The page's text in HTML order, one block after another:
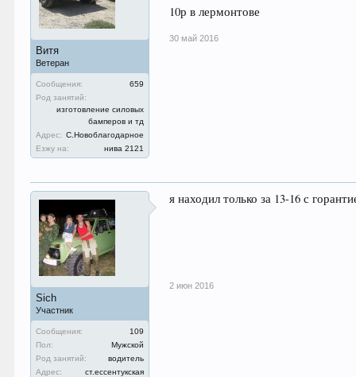
Витя
Ветеран
Сообщения:
659
Род занятий:
изготовление силовых
бамперов и тд
Адрес: С.Новоблагодарное
Езжу на:
нива 2121
10р в лермонтове
30 май 2016
Sich
Участник
Сообщения:
109
Пол:
Мужской
Род занятий:
водитель
Адрес:
ст.ессентукская
я находил только за 13-16 с
2 июн 2016